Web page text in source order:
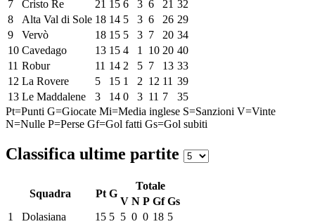
7 Cristo Re 21 15 6 3 6 21 32
8
Alta Val di Sole 18 14 5 3 6 26 29
9
Vervò 18 15 5 3 7 20 34
10 Cavedago 13 15 4 1 10 20 40
11 Robur 11 14 2 5 7 13 33
12 La Rovere 5 15 1 2 12 11 39
13 Le Maddalene 3 14 0 3 11 7
35
Pt=Punti G=Giocate Mi=Media inglese S=Sanzioni V=Vinte
N=Nulle P=Perse Gf=Gol fatti Gs=Gol subiti
Classifica ultime partite
Squadra Pt G
Totale
V N P Gf Gs
1
Dolasiana 15 5 5 0 0 18 5